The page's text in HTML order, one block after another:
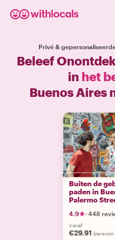
Privé &
Beleef
in het
Buenos Aires
Buiten de
paden in
Palermo
4.9 · 448
Vanaf
€29.91 /persoon